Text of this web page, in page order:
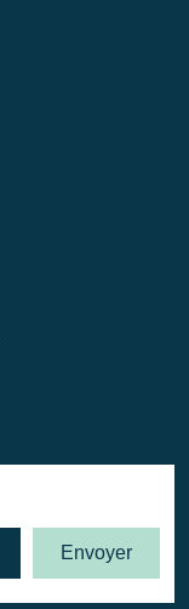
Envoyer